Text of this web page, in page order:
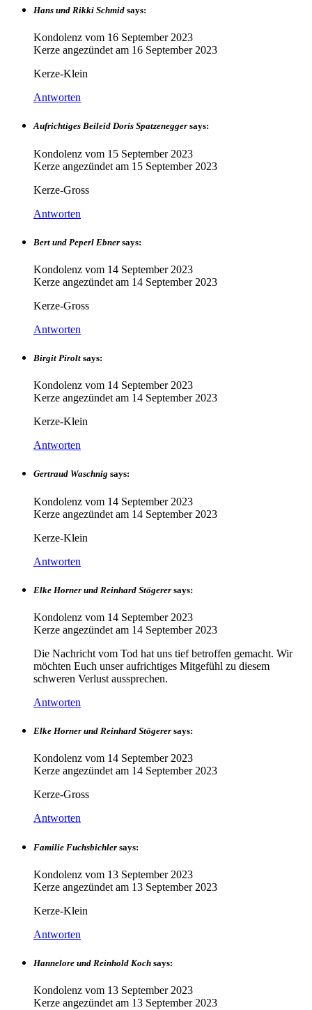
Hans und Rikki Schmid says:
Kondolenz vom 16 September 2023
Kerze angezündet am 16 September 2023
Kerze-Klein
Antworten
Aufrichtiges Beileid Doris Spatzenegger says:
Kondolenz vom 15 September 2023
Kerze angezündet am 15 September 2023
Kerze-Gross
Antworten
Bert und Peperl Ebner says:
Kondolenz vom 14 September 2023
Kerze angezündet am 14 September 2023
Kerze-Gross
Antworten
Birgit Pirolt says:
Kondolenz vom 14 September 2023
Kerze angezündet am 14 September 2023
Kerze-Klein
Antworten
Gertraud Waschnig says:
Kondolenz vom 14 September 2023
Kerze angezündet am 14 September 2023
Kerze-Klein
Antworten
Elke Horner und Reinhard Stögerer says:
Kondolenz vom 14 September 2023
Kerze angezündet am 14 September 2023
Die Nachricht vom Tod hat uns tief betroffen gemacht. Wir
möchten Euch unser aufrichtiges Mitgefühl zu diesem
schweren Verlust aussprechen.
Antworten
Elke Horner und Reinhard Stögerer says:
Kondolenz vom 14 September 2023
Kerze angezündet am 14 September 2023
Kerze-Gross
Antworten
Familie Fuchsbichler says:
Kondolenz vom 13 September 2023
Kerze angezündet am 13 September 2023
Kerze-Klein
Antworten
Hannelore und Reinhold Koch says:
Kondolenz vom 13 September 2023
Kerze angezündet am 13 September 2023